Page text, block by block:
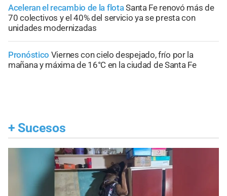
Aceleran el recambio de la flotaSanta Fe renovó más de
70 colectivos y el 40% del servicio ya se presta con
unidades modernizadas
Pronóstico Viernes con cielo despejado, frío por la
mañana y máxima de 16°C en la ciudad de Santa Fe
+ Sucesos